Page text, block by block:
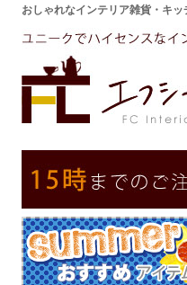
おしゃれなインテリア雑貨・キッ